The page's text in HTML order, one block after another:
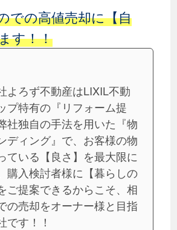
での高値売却に【自
す！！
よろず不動産はLIXIL不動
プ特有の『リフォーム提
社独自の手法を用いた『物
ディング』で、お客様の物
ている【良さ】を最大限に
購入検討者様に【暮らしの
ご提案できるからこそ、相
の売却をオーナー様と目指
です！！